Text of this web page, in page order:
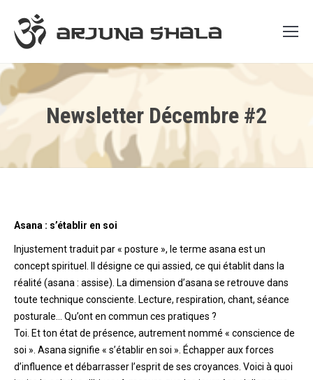
Newsletter Décembre #2
Asana : s’établir en soi
Injustement traduit par « posture », le terme asana est un
concept spirituel. Il désigne ce qui assied, ce qui établit dans la
réalité (asana : assise). La dimension d’asana se retrouve dans
toute technique consciente. Lecture, respiration, chant, séance
posturale… Qu’ont en commun ces pratiques ?
Toi. Et ton état de présence, autrement nommé « conscience de
soi ». Asana signifie « s’établir en soi ». Échapper aux forces
d’influence et débarrasser l’esprit de ses croyances. Voici à quoi